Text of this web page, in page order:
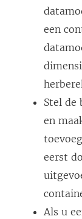
een
Stel de
en
eerst
Als u